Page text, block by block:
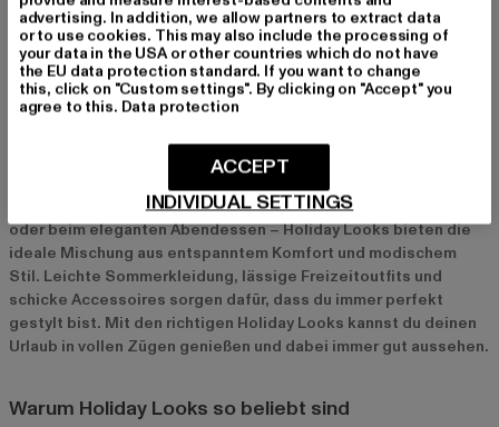
25,99 EUR
Derzeitiger Preis: 25,99 EUR
49,99 EUR Aktionspreis:
Holiday Looks: Perfekt gestylt für jede
komfortabel zu kleiden. Egal ob am Strand, beim Stadtbummel
oder beim eleganten Abendessen – Holiday Looks bieten die
ideale Mischung aus entspanntem Komfort und modischem
Stil. Leichte Sommerkleidung, lässige Freizeitoutfits und
schicke Accessoires sorgen dafür, dass du immer perfekt
gestylt bist. Mit den richtigen Holiday Looks kannst du deinen
Urlaub in vollen Zügen genießen und dabei immer gut aussehen.
Warum Holiday Looks so beliebt sind
advertising. In addition, we allow partners to extract data
or to use cookies. This may also include the processing of
your data in the USA or other countries which do not have
the EU data protection standard. If you want to change
this, click on "Custom settings". By clicking on "Accept" you
agree to this. Data protection
INDIVIDUAL SETTINGS
ACCEPT